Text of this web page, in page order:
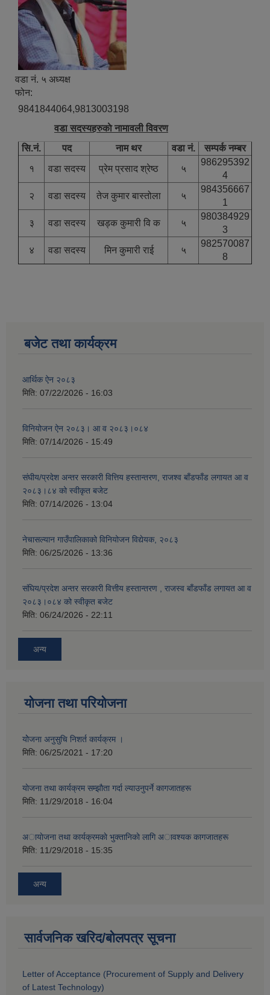
वडा नं. ५ अध्यक्ष
फोन:
9841844064,9813003198
वडा सदस्यहरुकाे नामावली विवरण
सि.नं.
पद नाम थर वडा नं.
सम्पर्क नम्बर
१
वडा सदस्य प्रेम प्रसाद श्रेष्ठ ५
986295392
4
२
वडा सदस्य तेज कुमार बास्तोला ५
984356667
1
३
वडा सदस्य खड्क कुमारी वि क ५
980384929
3
४
वडा सदस्य मिन कुमारी राई ५
982570087
8
बजेट तथा कार्यक्रम
आर्थिक ऐन २०८३
मिति: 07/22/2026 - 16:03
विनियोजन ऐन २०८३। आ व २०८३।०८४
मिति: 07/14/2026 - 15:49
संघीय/प्रदेश अन्तर सरकारी वित्तिय हस्तान्तरण, राजश्व बाँडफाँड लगायत आ व
२०८३।८४ को स्वीकृत बजेट
मिति: 07/14/2026 - 13:04
नेचासल्यान गाउँपालिकाको विनियोजन विद्येयक, २०८३
मिति: 06/25/2026 - 13:36
संघिय/प्रदेश अन्तर सरकारी वित्तीय हस्तान्तरण , राजस्व बाँडफाँड लगायत आ व
२०८३।०८४ को स्वीकृत बजेट
मिति: 06/24/2026 - 22:11
अन्य
योजना तथा परियोजना
योेजना अनुसुचि निशर्त कार्यक्रम ।
मिति: 06/25/2021 - 17:20
याेजना तथा कार्यक्रम सम्झाैता गर्दा ल्याउनुपर्ने कागजातहरू
मिति: 11/29/2018 - 16:04
अायाेजना तथा कार्यक्रमकाे भुक्तानिकाे लागि अावश्यक कागजातहरू
मिति: 11/29/2018 - 15:35
अन्य
सार्वजनिक खरिद/बोलपत्र सूचना
Letter of Acceptance (Procurement of Supply and Delivery
of Latest Technology)